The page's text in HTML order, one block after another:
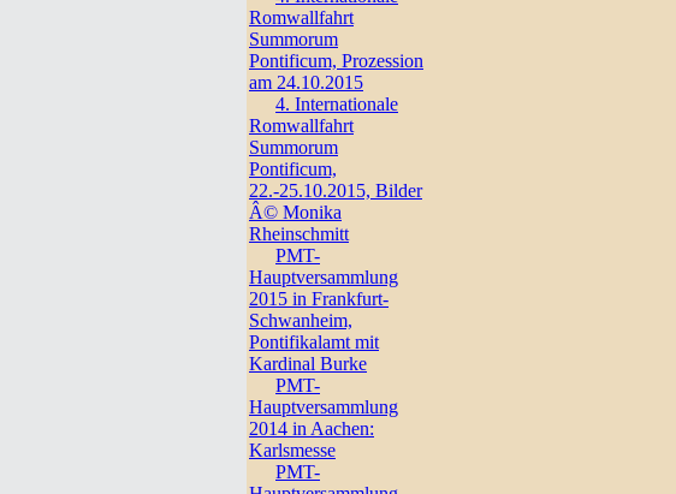
Romwallfahrt
Summorum
Pontificum, Prozession
am 24.10.2015
4. Internationale
Romwallfahrt
Summorum
Pontificum,
22.-25.10.2015, Bilder
Â© Monika
Rheinschmitt
PMT-
Hauptversammlung
2015 in Frankfurt-
Schwanheim,
Pontifikalamt mit
Kardinal Burke
PMT-
Hauptversammlung
2014 in Aachen:
Karlsmesse
PMT-